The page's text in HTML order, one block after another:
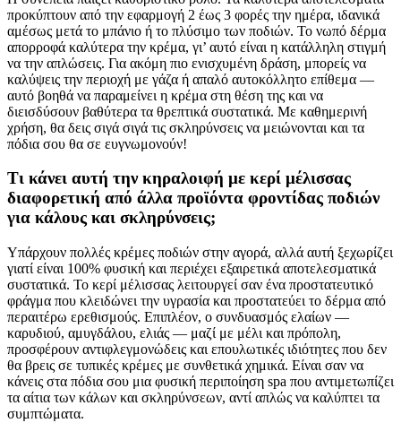
προκύπτουν από την εφαρμογή 2 έως 3 φορές την ημέρα, ιδανικά
αμέσως μετά το μπάνιο ή το πλύσιμο των ποδιών. Το νωπό δέρμα
απορροφά καλύτερα την κρέμα, γι’ αυτό είναι η κατάλληλη στιγμή
να την απλώσεις. Για ακόμη πιο ενισχυμένη δράση, μπορείς να
καλύψεις την περιοχή με γάζα ή απαλό αυτοκόλλητο επίθεμα —
αυτό βοηθά να παραμείνει η κρέμα στη θέση της και να
διεισδύσουν βαθύτερα τα θρεπτικά συστατικά. Με καθημερινή
χρήση, θα δεις σιγά σιγά τις σκληρύνσεις να μειώνονται και τα
πόδια σου θα σε ευγνωμονούν!
Τι κάνει αυτή την κηραλοιφή με κερί μέλισσας
διαφορετική από άλλα προϊόντα φροντίδας ποδιών
για κάλους και σκληρύνσεις;
Υπάρχουν πολλές κρέμες ποδιών στην αγορά, αλλά αυτή ξεχωρίζει
γιατί είναι 100% φυσική και περιέχει εξαιρετικά αποτελεσματικά
συστατικά. Το κερί μέλισσας λειτουργεί σαν ένα προστατευτικό
φράγμα που κλειδώνει την υγρασία και προστατεύει το δέρμα από
περαιτέρω ερεθισμούς. Επιπλέον, ο συνδυασμός ελαίων —
καρυδιού, αμυγδάλου, ελιάς — μαζί με μέλι και πρόπολη,
προσφέρουν αντιφλεγμονώδεις και επουλωτικές ιδιότητες που δεν
θα βρεις σε τυπικές κρέμες με συνθετικά χημικά. Είναι σαν να
κάνεις στα πόδια σου μια φυσική περιποίηση spa που αντιμετωπίζει
τα αίτια των κάλων και σκληρύνσεων, αντί απλώς να καλύπτει τα
συμπτώματα.